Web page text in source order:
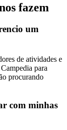
fazem
um
de atividades e
para
procurando
com minhas